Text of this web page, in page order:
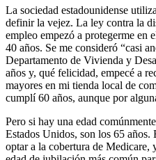
La sociedad estadounidense
definir la vejez. La ley contra la
empleo empezó a protegerme en
40 años. Se me consideró “casi
Departamento de Vivienda y
años y, qué felicidad, empecé a
mayores en mi tienda local de
cumplí 60 años, aunque por
Pero si hay una edad
Estados Unidos, son los 65 años.
optar a la cobertura de Medicare,